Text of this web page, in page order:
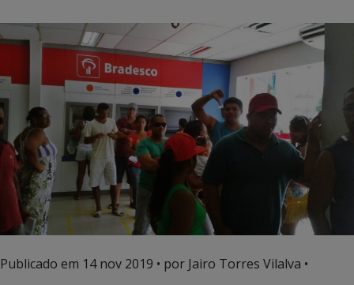
Publicado em 14 nov 2019 • por Jairo Torres Vilalva •